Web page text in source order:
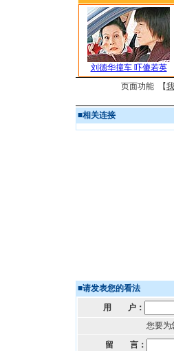
刘德华撞车 吓傻若英
页面功能 【
■相关连接
■请发表您的看法
用 户：
您要为
留 言：